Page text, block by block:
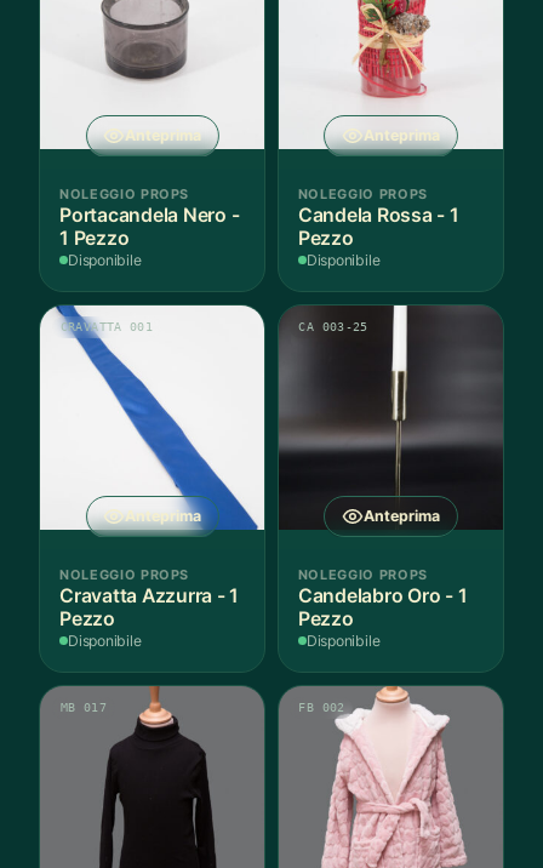
Anteprima
NOLEGGIO PROPS
Portacandela Nero -
1 Pezzo
Disponibile
Anteprima
NOLEGGIO PROPS
Candela Rossa - 1
Pezzo
Disponibile
Anteprima
CRAVATTA 001
NOLEGGIO PROPS
Cravatta Azzurra - 1
Pezzo
Disponibile
Anteprima
CA 003-25
NOLEGGIO PROPS
Candelabro Oro - 1
Pezzo
Disponibile
MB 017 FB 002